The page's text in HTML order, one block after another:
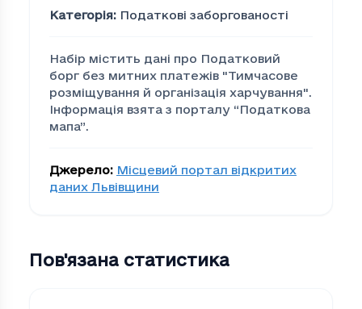
Категорія: Податкові заборгованості
Набір містить дані про Податковий
борг без митних платежів "Тимчасове
розмiщування й органiзацiя харчування".
Інформація взята з порталу “Податкова
мапа”.
Джерело: Місцевий портал відкритих
даних Львівщини
Пов'язана статистика